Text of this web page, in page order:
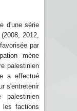
d'une série
2012,
par
mène
palestinien
a effectué
s'entretenir
palestinien
les factions